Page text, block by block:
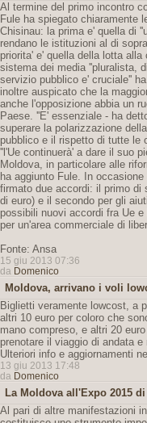
Al termine del primo incontro
Fule ha spiegato chiaramente
Chisinau: la prima e' quella di
rendano le istituzioni al di
priorita' e' quella della lotta
sistema dei media ''pluralista,
servizio pubblico e' cruciale''
inoltre auspicato che la
anche l'opposizione abbia un
Paese. ''E' essenziale - ha
superare la polarizzazione
pubblico e il rispetto di tutte le
''l'Ue continuerà' a dare il suo
Moldova, in particolare alle
ha aggiunto Fule. In
firmato due accordi: il primo di
di euro) e il secondo per gli
possibili nuovi accordi fra Ue
per un'area commerciale di
Fonte: Ansa
15 giu 2013 07:36
da Domenico
Moldova, arrivano i voli
Biglietti veramente lowcost, a
altri 10 euro per coloro che
mano compreso, e altri 20
prenotare il viaggio di andata
Ulteriori info e aggiornamenti nel
13 giu 2013 17:48
da Domenico
La Moldova all'Expo 2015
Al pari di altre manifestazioni